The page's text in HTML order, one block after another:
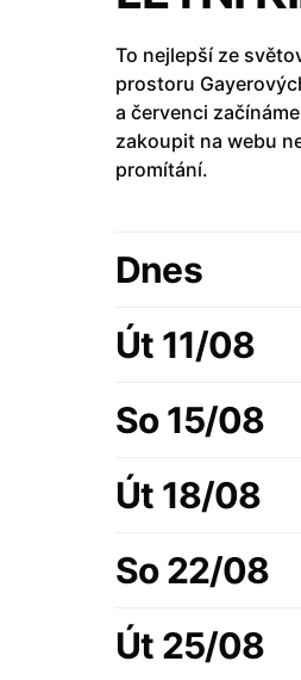
To nejlepší ze
prostoru
a červenci
zakoupit na webu
promítání.
Dnes
Út 11/08
So 15/08
Út 18/08
So 22/08
Út 25/08